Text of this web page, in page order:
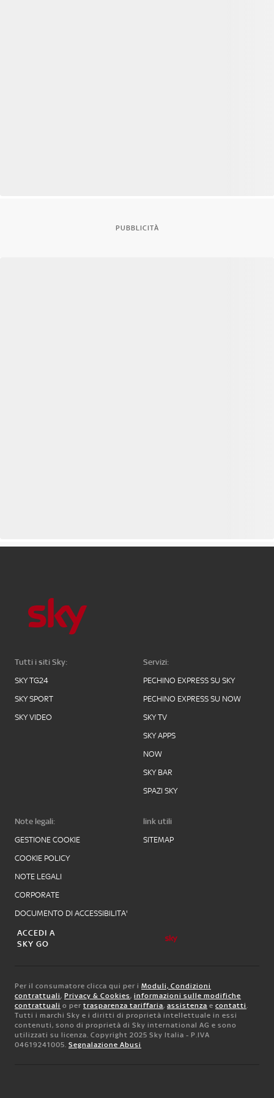
PUBBLICITÀ
Tutti i siti Sky:
SKY TG24
SKY SPORT
SKY VIDEO
Servizi:
PECHINO EXPRESS SU SKY
PECHINO EXPRESS SU NOW
SKY TV
SKY APPS
NOW
SKY BAR
SPAZI SKY
Note legali:
GESTIONE COOKIE
COOKIE POLICY
NOTE LEGALI
CORPORATE
DOCUMENTO DI ACCESSIBILITA'
link utili
SITEMAP
ACCEDI A
SKY GO
Per il consumatore clicca qui per i Moduli, Condizioni
contrattuali, Privacy & Cookies, informazioni sulle modifiche
contrattuali o per trasparenza tariffaria, assistenza e contatti.
Tutti i marchi Sky e i diritti di proprietà intellettuale in essi
contenuti, sono di proprietà di Sky international AG e sono
utilizzati su licenza. Copyright 2025 Sky Italia - P.IVA
04619241005. Segnalazione Abusi